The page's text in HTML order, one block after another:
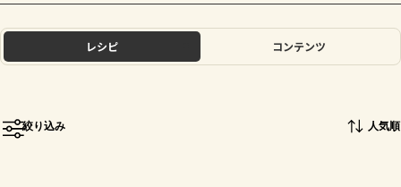
ホーム
人気の食材・レシピ
きゅうり なす トマト
とうもろこし
レシピ コンテンツ
絞り込み 人気順